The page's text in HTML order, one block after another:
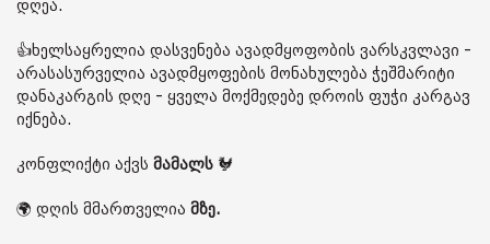
დღეა.
👍ხელსაყრელია დასვენება ავადმყოფობის ვარსკვლავი -
არასასურველია ავადმყოფების მონახულება ჭეშმარიტი
დანაკარგის დღე - ყველა მოქმედებე დროის ფუჭი კარგავ
იქნება.
კონფლიქტი აქვს მამალს 🐓
🌍 დღის მმართველია მზე.